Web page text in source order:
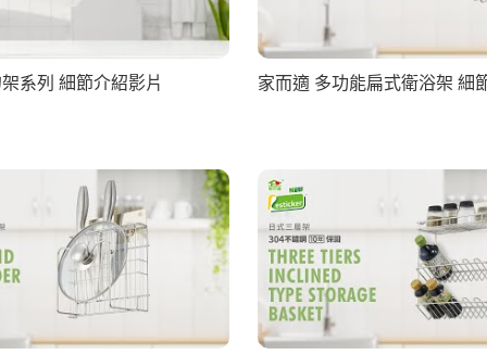
系列 細節介紹影片 家而適 多功能扁式衛浴架 細